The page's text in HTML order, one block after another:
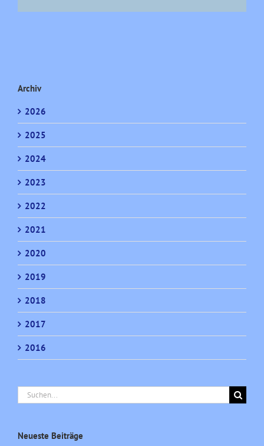
Archiv
2026
2025
2024
2023
2022
2021
2020
2019
2018
2017
2016
Suche
nach:
Neueste Beiträge